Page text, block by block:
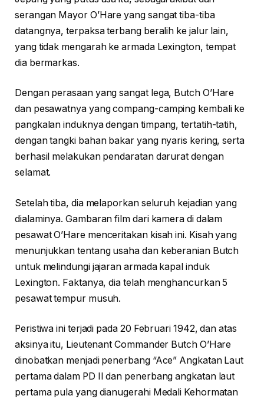
serangan Mayor O’Hare yang sangat tiba-tiba
datangnya, terpaksa terbang beralih ke jalur lain,
yang tidak mengarah ke armada Lexington, tempat
dia bermarkas.
Dengan perasaan yang sangat lega, Butch O’Hare
dan pesawatnya yang compang-camping kembali ke
pangkalan induknya dengan timpang, tertatih-tatih,
dengan tangki bahan bakar yang nyaris kering, serta
berhasil melakukan pendaratan darurat dengan
selamat.
Setelah tiba, dia melaporkan seluruh kejadian yang
dialaminya. Gambaran film dari kamera di dalam
pesawat O’Hare menceritakan kisah ini. Kisah yang
menunjukkan tentang usaha dan keberanian Butch
untuk melindungi jajaran armada kapal induk
Lexington. Faktanya, dia telah menghancurkan 5
pesawat tempur musuh.
Peristiwa ini terjadi pada 20 Februari 1942, dan atas
aksinya itu, Lieutenant Commander Butch O’Hare
dinobatkan menjadi penerbang “Ace” Angkatan Laut
pertama dalam PD II dan penerbang angkatan laut
pertama pula yang dianugerahi Medali Kehormatan